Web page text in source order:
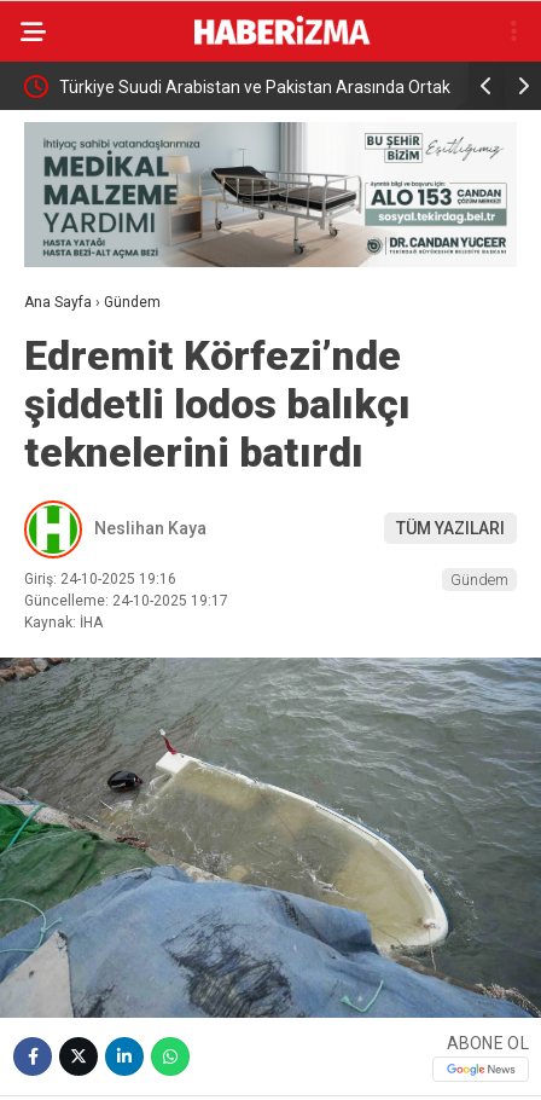
Türkiye Suudi Arabistan ve Pakistan Arasında Ortak
Savunma Anlaşması
Rusya
saldırısı
Ana Sayfa › Gündem
Edremit Körfezi’nde
şiddetli lodos balıkçı
teknelerini batırdı
Neslihan Kaya TÜM YAZILARI
Giriş: 24-10-2025 19:16
Güncelleme: 24-10-2025 19:17
Kaynak: İHA
Gündem
ABONE OL